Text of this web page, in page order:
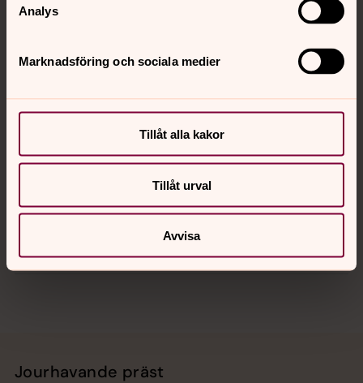
Analys
Marknadsföring och sociala medier
Tillåt alla kakor
Tillåt urval
Avvisa
Kontakt
Kalender
Jourhavande präst